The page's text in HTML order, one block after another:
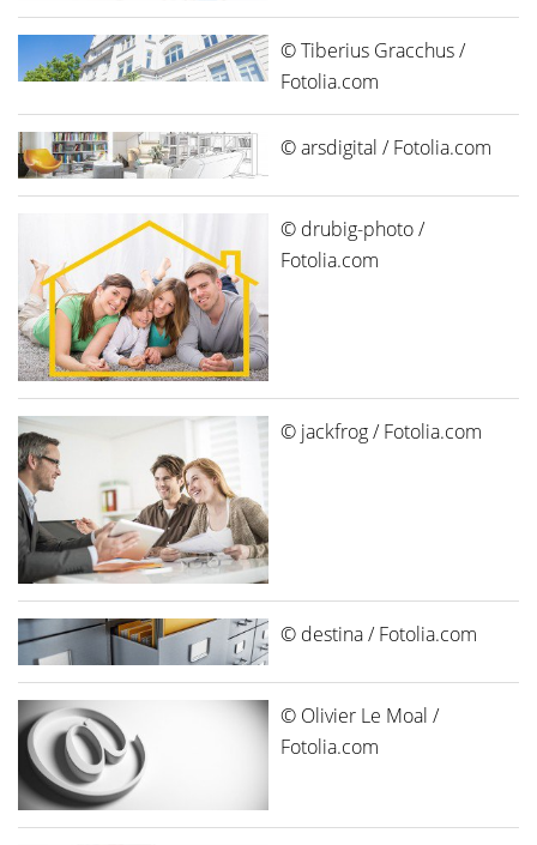
© Tiberius Gracchus /
Fotolia.com
© arsdigital / Fotolia.com
© drubig-photo /
Fotolia.com
© jackfrog / Fotolia.com
© destina / Fotolia.com
© Olivier Le Moal /
Fotolia.com